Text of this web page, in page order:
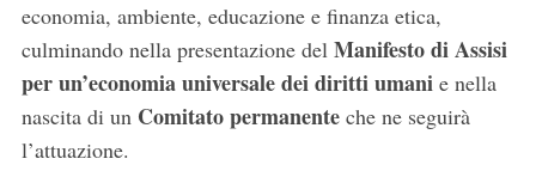
economia, ambiente, educazione e finanza etica,
culminando nella presentazione del Manifesto di Assisi
per un’economia universale dei diritti umanie nella
nascita di un Comitato permanenteche ne seguirà
l’attuazione.